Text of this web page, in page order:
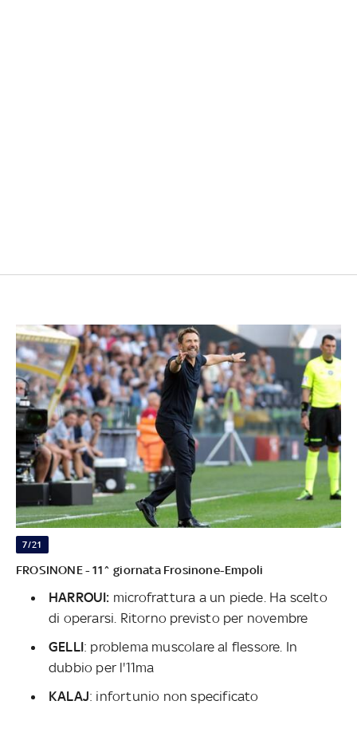
7/21
FROSINONE - 11^ giornata Frosinone-Empoli
HARROUI: microfrattura a un piede. Ha scelto
di operarsi. Ritorno previsto per novembre
GELLI: problema muscolare al flessore. In
dubbio per l'11ma
KALAJ: infortunio non specificato